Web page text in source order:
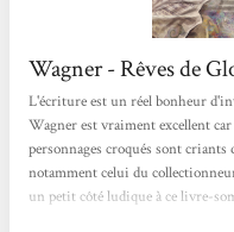
Wagner - Rêves de
L'écriture est un réel bonheur
Wagner est vraiment excellent
personnages croqués sont criants
notamment celui du
un petit côté ludique à ce livre-